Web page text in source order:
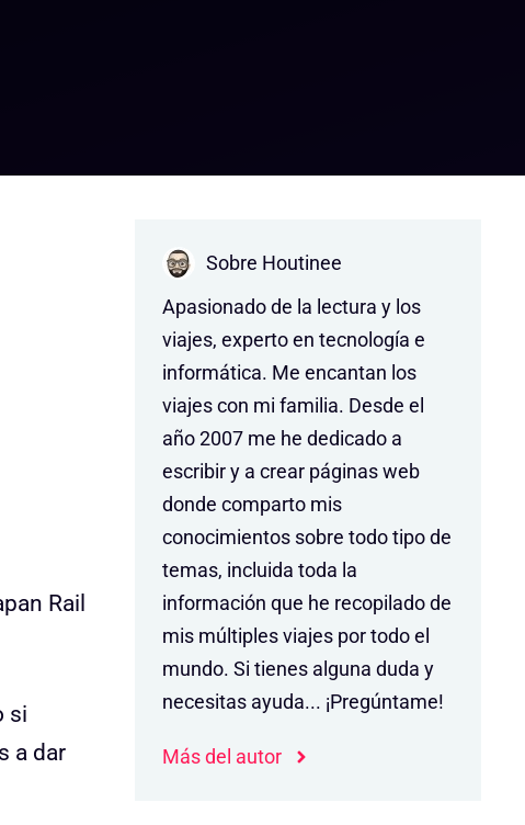
Rail
si
a dar
Sobre Houtinee
Apasionado de la lectura y los
viajes, experto en tecnología e
informática. Me encantan los
viajes con mi familia. Desde el
año 2007 me he dedicado a
escribir y a crear páginas web
donde comparto mis
conocimientos sobre todo tipo de
temas, incluida toda la
información que he recopilado de
mis múltiples viajes por todo el
mundo. Si tienes alguna duda y
necesitas ayuda... ¡Pregúntame!
Más del autor